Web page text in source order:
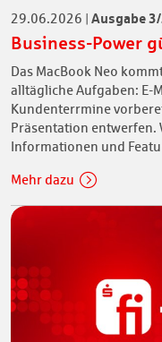
29.06.2026 | Ausgabe
Business-Power
Das MacBook Neo
alltägliche Aufgaben: E-
Kundenterrmine
Präsentation entwerfen.
Informationen und
Mehr dazu